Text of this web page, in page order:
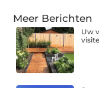
Meer Berichten
Uw